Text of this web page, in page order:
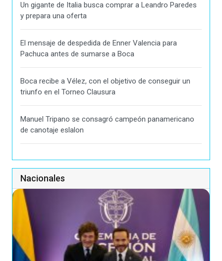
Un gigante de Italia busca comprar a Leandro Paredes
y prepara una oferta
El mensaje de despedida de Enner Valencia para
Pachuca antes de sumarse a Boca
Boca recibe a Vélez, con el objetivo de conseguir un
triunfo en el Torneo Clausura
Manuel Tripano se consagró campeón panamericano
de canotaje eslalon
Nacionales